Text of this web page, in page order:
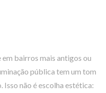
bairros mais antigos ou
pública tem um tom
não é escolha estética: